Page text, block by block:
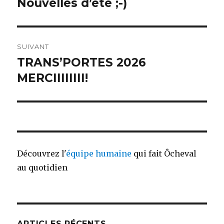
Article
Nouvelles d’été ;-)
SUIVANT
Article
suivant :
TRANS’PORTES 2026
MERCIIIIIIII!
Découvrez l'équipe humaine qui fait Ôcheval
au quotidien